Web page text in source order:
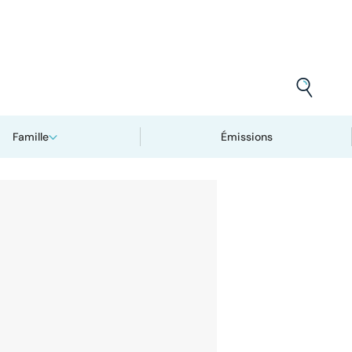
Famille Émissions